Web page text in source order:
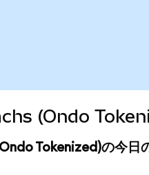
(Ondo
Tokenized)の今日